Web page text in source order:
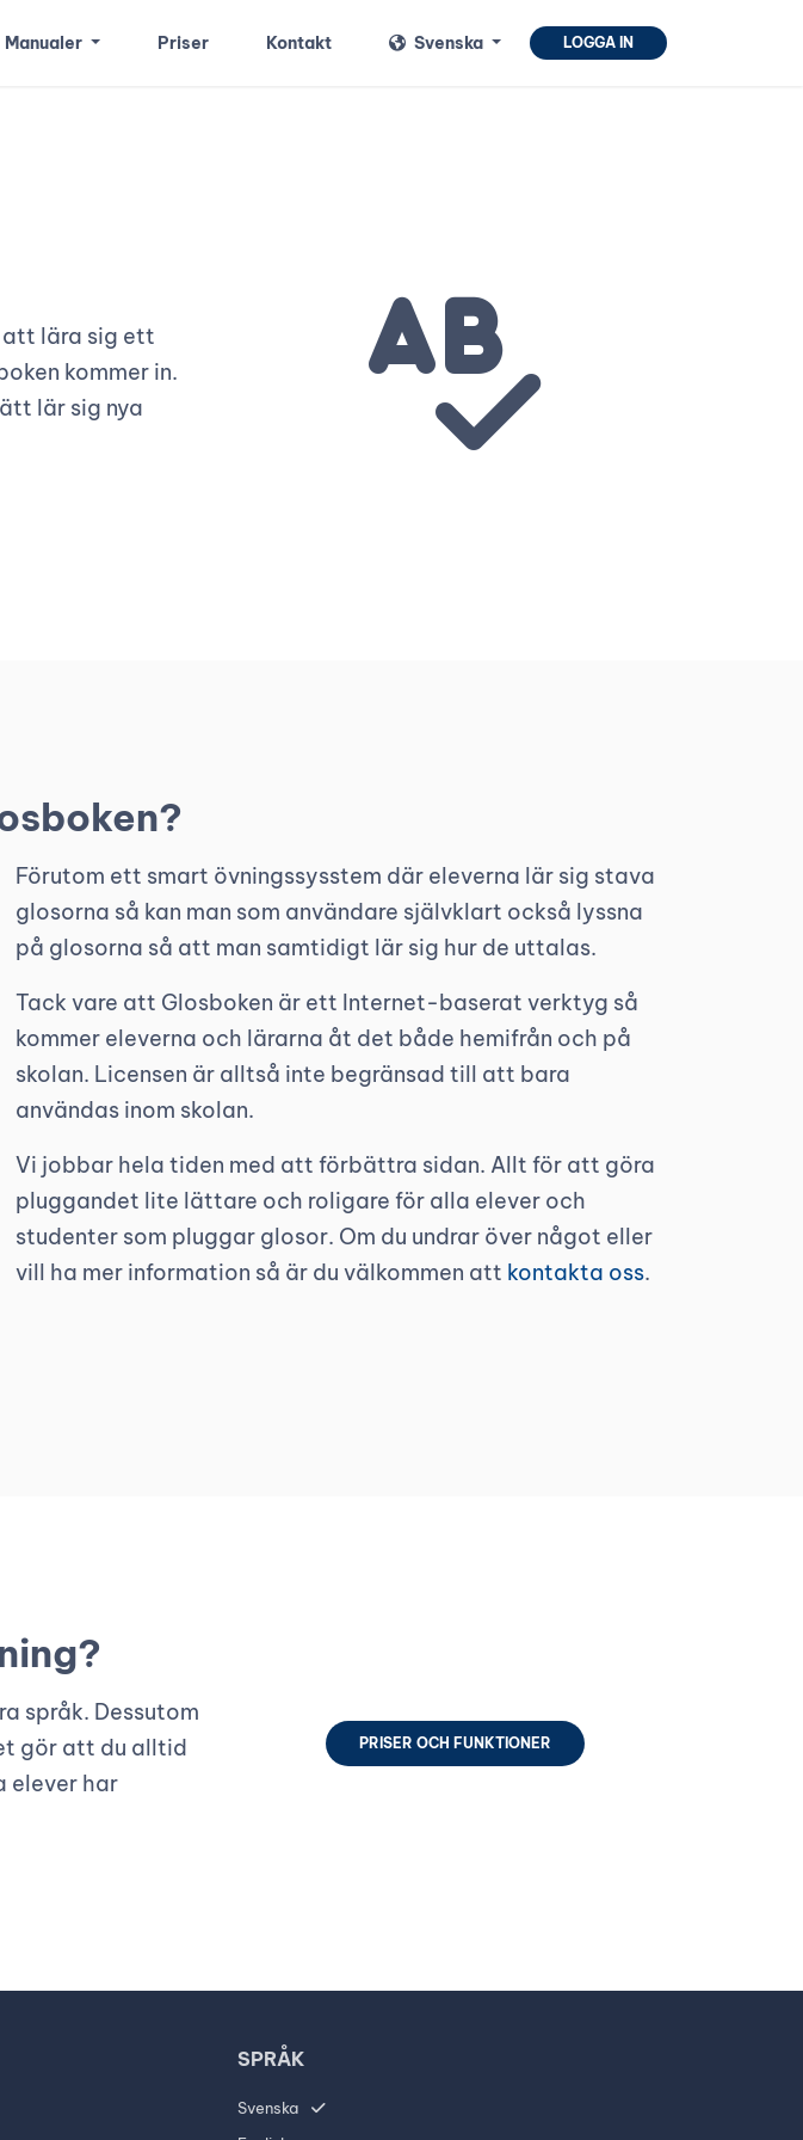
Manualer Priser Kontakt Svenska LOGGA IN
att lära sig ett
kommer in.
lär sig nya
Förutom ett smart övningssysstem där eleverna lär sig stava
glosorna så kan man som användare självklart också lyssna
på glosorna så att man samtidigt lär sig hur de uttalas.
Tack vare att Glosboken är ett Internet-baserat verktyg så
kommer eleverna och lärarna åt det både hemifrån och på
skolan. Licensen är alltså inte begränsad till att bara
användas inom skolan.
Vi jobbar hela tiden med att förbättra sidan. Allt för att göra
pluggandet lite lättare och roligare för alla elever och
studenter som pluggar glosor. Om du undrar över något eller
vill ha mer information så är du välkommen att kontakta oss.
språk. Dessutom
gör att du alltid
elever har
PRISER OCH FUNKTIONER
SPRÅK
Svenska